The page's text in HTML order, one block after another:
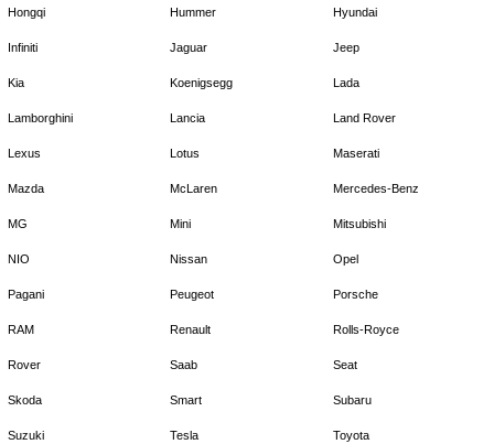
Hongqi Hummer Hyundai
Infiniti Jaguar Jeep
Kia Koenigsegg Lada
Lamborghini Lancia Land Rover
Lexus Lotus Maserati
Mazda McLaren Mercedes-Benz
MG Mini Mitsubishi
NIO Nissan Opel
Pagani Peugeot Porsche
RAM Renault Rolls-Royce
Rover Saab Seat
Skoda Smart Subaru
Suzuki Tesla Toyota